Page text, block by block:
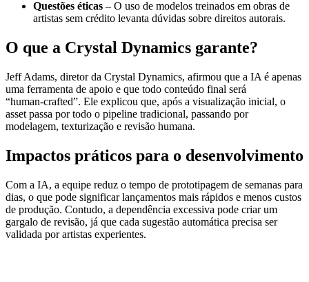
Questões éticas – O uso de modelos treinados em obras de
artistas sem crédito levanta dúvidas sobre direitos autorais.
O que a Crystal Dynamics garante?
Jeff Adams, diretor da Crystal Dynamics, afirmou que a IA é apenas
uma ferramenta de apoio e que todo conteúdo final será
“human‑crafted”. Ele explicou que, após a visualização inicial, o
asset passa por todo o pipeline tradicional, passando por
modelagem, texturização e revisão humana.
Impactos práticos para o desenvolvimento
Com a IA, a equipe reduz o tempo de prototipagem de semanas para
dias, o que pode significar lançamentos mais rápidos e menos custos
de produção. Contudo, a dependência excessiva pode criar um
gargalo de revisão, já que cada sugestão automática precisa ser
validada por artistas experientes.